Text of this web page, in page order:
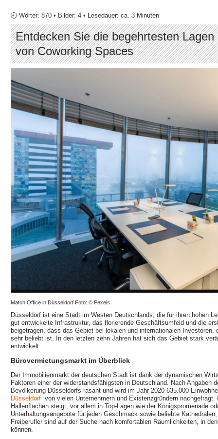
🕘 Wörter: 870 • Bilder: 4 • Lesedauer: ca. 3 Minuten
Entdecken Sie die begehrtesten
von Coworking Spaces
Match Office in Düsseldorf Foto: © Pexels
Düsseldorf ist eine Stadt im Westen Deutschlands, die für ihren hohen
gut entwickelte Infrastruktur, das florierende Geschäftsumfeld und die
beigetragen, dass das Gebiet bei lokalen und internationalen
sehr beliebt ist. In den letzten zehn Jahren hat sich das Gebiet stark
entwickelt.
Bürovermietungsmarkt im Überblick
Der Immobilienmarkt der deutschen Stadt ist dank der dynamischen
Faktoren einer der widerstandsfähigsten in Deutschland. Nach Angaben
Bevölkerung Düsseldorfs rasant und wird im Jahr 2020 635.000
Düsseldorf von vielen Unternehmern und Existenzgründern
Hallenflächen steigt, vor allem in Top-Lagen wie der Königspromenade
Unterhaltungsangebote für jeden Geschmack sowie beliebte
Freiberufler sind auf der Suche nach komfortablen Räumlichkeiten, in
können.